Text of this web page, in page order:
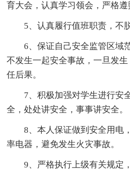
育大会，认真学习领会，严格遵
5、认真履行值班职责，不
6、保证自己安全监管区域
不发生一起安全事故，一旦发
任后果。
7、积极加强对学生进行安
全，处处讲安全，事事讲安全。
8、本人保证做到安全用电
率电器，避免发生火灾事故。
9、严格执行上级有关规定